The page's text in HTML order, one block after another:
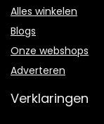
Alles winkelen
Blogs
Onze webshops
Adverteren
Verklaringen